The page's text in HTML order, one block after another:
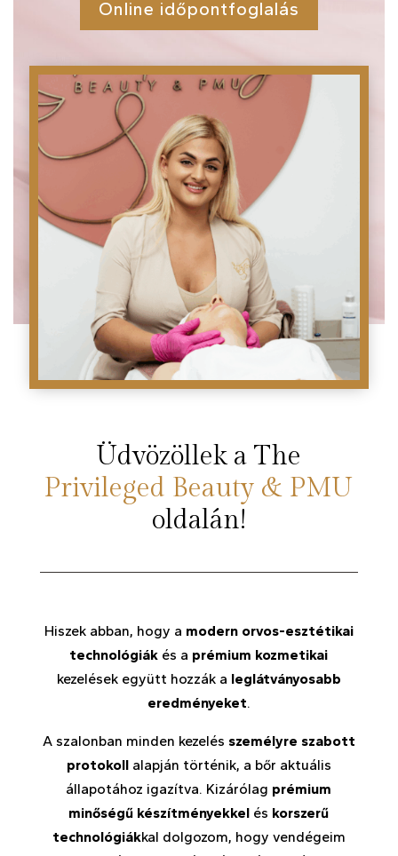
Online időpontfoglalás
Üdvözöllek a The
Privileged Beauty & PMU
oldalán!
Hiszek abban, hogy a modern orvos-esztétikai
technológiák és a prémium kozmetikai
kezelések együtt hozzák a leglátványosabb
eredményeket.
A szalonban minden kezelés személyre szabott
protokollalapján történik, a bőr aktuális
állapotához igazítva. Kizárólag prémium
minőségű készítményekkel és korszerű
technológiákkal dolgozom, hogy vendégeim